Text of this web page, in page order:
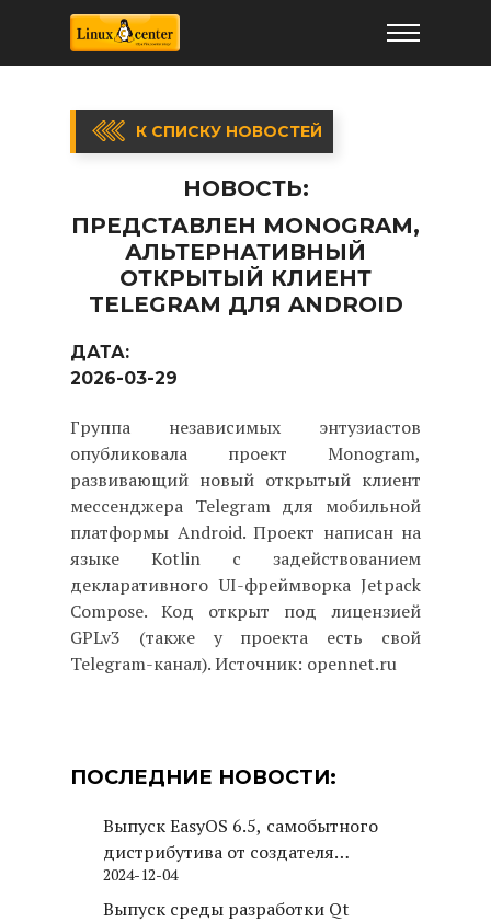
К СПИСКУ НОВОСТЕЙ
НОВОСТЬ:
ПРЕДСТАВЛЕН MONOGRAM,
АЛЬТЕРНАТИВНЫЙ
ОТКРЫТЫЙ КЛИЕНТ
TELEGRAM ДЛЯ ANDROID
ДАТА:
2026-03-29
Группа независимых энтузиастов
опубликовала проект Monogram,
развивающий новый открытый клиент
мессенджера Telegram для мобильной
платформы Android. Проект написан на
языке Kotlin с задействованием
декларативного UI-фреймворка Jetpack
Compose. Код открыт под лицензией
GPLv3 (также у проекта есть свой
Telegram-канал). Источник: opennet.ru
ПОСЛЕДНИЕ НОВОСТИ:
Выпуск EasyOS 6.5, самобытного
дистрибутива от создателя
Puppy Linux
2024-12-04
Выпуск среды разработки Qt